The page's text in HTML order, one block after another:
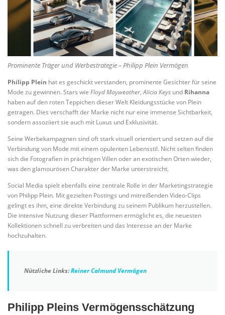
Prominente Träger und Werbestrategie – Philipp Plein Vermögen
Philipp Plein hat es geschickt verstanden, prominente Gesichter für seine
Mode zu gewinnen. Stars wie Floyd Mayweather,Alicia Keys und Rihanna
haben auf den roten Teppichen dieser Welt Kleidungsstücke von Plein
getragen. Dies verschafft der Marke nicht nur eine immense Sichtbarkeit,
sondern assoziiert sie auch mit Luxus und Exklusivität.
Seine Werbekampagnen sind oft stark visuell orientiert und setzen auf die
Verbindung von Mode mit einem opulenten Lebensstil. Nicht selten finden
sich die Fotografien in prächtigen Villen oder an exotischen Orten wieder,
was den glamourösen Charakter der Marke unterstreicht.
Social Media spielt ebenfalls eine zentrale Rolle in der Marketingstrategie
von Philipp Plein. Mit gezielten Postings und mitreißenden Video-Clips
gelingt es ihm, eine direkte Verbindung zu seinem Publikum herzustellen.
Die intensive Nutzung dieser Plattformen ermöglicht es, die neuesten
Kollektionen schnell zu verbreiten und das Interesse an der Marke
hochzuhalten.
Nützliche Links:Reiner Calmund Vermögen
Philipp Pleins Vermögensschätzung